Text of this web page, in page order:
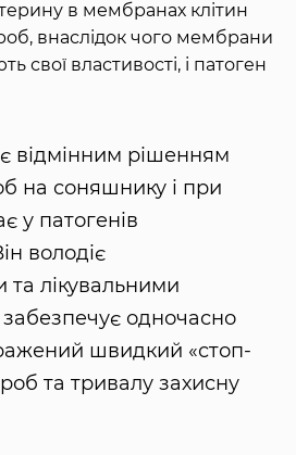
в мембранах клітин
внаслідок чого мембрани
свої властивості, і патоген
відмінним рішенням
на соняшнику і при
у патогенів
володіє
та лікувальними
одночасно
швидкий «стоп-
та тривалу захисну